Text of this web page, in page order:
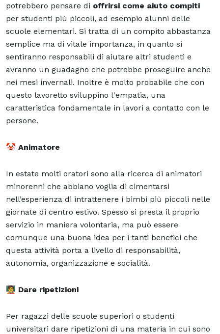
potrebbero pensare di offrirsi come aiuto compiti
per studenti più piccoli, ad esempio alunni delle
scuole elementari. Si tratta di un compito abbastanza
semplice ma di vitale importanza, in quanto si
sentiranno responsabili di aiutare altri studenti e
avranno un guadagno che potrebbe proseguire anche
nei mesi invernali. Inoltre è molto probabile che con
questo lavoretto sviluppino l'empatia, una
caratteristica fondamentale in lavori a contatto con le
persone.
🤡 Animatore
In estate molti oratori sono alla ricerca di animatori
minorenni che abbiano voglia di cimentarsi
nell’esperienza di intrattenere i bimbi più piccoli nelle
giornate di centro estivo. Spesso si presta il proprio
servizio in maniera volontaria, ma può essere
comunque una buona idea per i tanti benefici che
questa attività porta a livello di responsabilità,
autonomia, organizzazione e socialità.
🧑‍🏫 Dare ripetizioni
Per ragazzi delle scuole superiori o studenti
universitari dare ripetizioni di una materia in cui sono